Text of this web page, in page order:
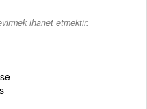
ihanet etmektir.